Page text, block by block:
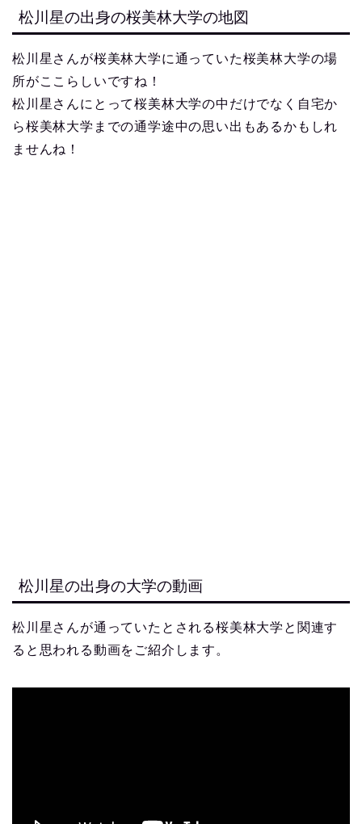
松川星の出身の桜美林大学の地図
松川星さんが桜美林大学に通っていた桜美林大学の場
所がここらしいですね！
松川星さんにとって桜美林大学の中だけでなく自宅か
ら桜美林大学までの通学途中の思い出もあるかもしれ
ませんね！
松川星の出身の大学の動画
松川星さんが通っていたとされる桜美林大学と関連す
ると思われる動画をご紹介します。